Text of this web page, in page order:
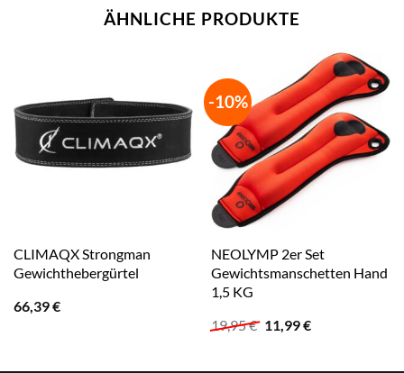
ÄHNLICHE PRODUKTE
CLIMAQX Strongman
Gewichthebergürtel
66,39€
-10%
NEOLYMP 2er Set
Gewichtsmanschetten Hand
1,5 KG
19,95€ Ursprünglicher
19,95 €
11,99€Aktueller
11,99 €.